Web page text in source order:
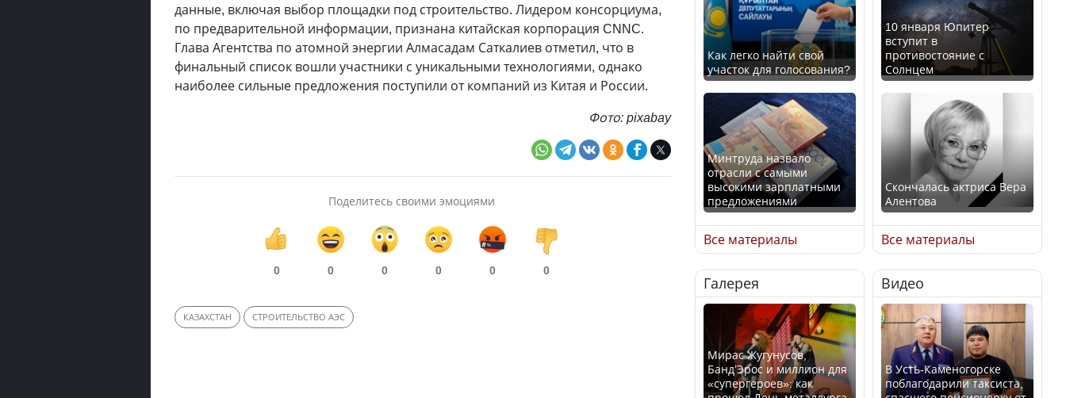
данные, включая выбор площадки под строительство. Лидером консорциума,
по предварительной информации, признана китайская корпорация CNNC.
Глава Агентства по атомной энергии Алмасадам Саткалиев отметил, что в
финальный список вошли участники с уникальными технологиями, однако
наиболее сильные предложения поступили от компаний из Китая и России.
Фото: pixabay
Поделитесь своими эмоциями
0 0 0 0 0 0
КАЗАХСТАН СТРОИТЕЛЬСТВО АЭС
Как легко найти свой
участок для голосования?
Минтруда назвало
отрасли с самыми
высокими зарплатными
предложениями
Искусственный интеллект
официально включили в
школьную программу
Казахстана
Все материалы
10 января Юпитер
вступит в
противостояние с
Солнцем
Скончалась актриса Вера
Алентова
В РФ вынесен заочный
приговор по уголовному
делу об убийстве Игоря
Талькова
Все материалы
Галерея
Мирас Жугунусов,
Банд’Эрос и миллион для
«супергероев»: как
Видео
В Усть-Каменогорске
поблагодарили таксиста,